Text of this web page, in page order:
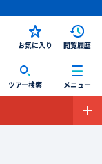
お気に入り 閲覧履歴
ツアー検索 メニュー